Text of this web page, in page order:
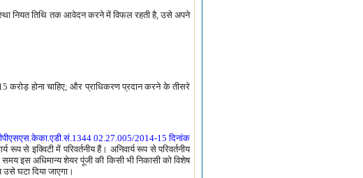
नियत तिथि तक आवेदन करने में विफल रहती है, उसे अपने
करोड़ होना चाहिए; और प्राधिकरण प्रदान करने के तीसरे
02.27.005/2014-15 दिनांक
से इक्विटी में परिवर्तनीय हैं। अनिवार्य रूप से परिवर्तनीय
समय इस अधिमान्य शेयर पूंजी की किसी भी निकासी को विशेष
घटा दिया जाएगा।